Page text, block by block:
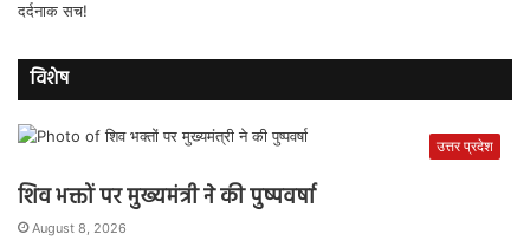
विशेष
उत्तर प्रदेश
शिव भक्तों पर मुख्यमंत्री ने की पुष्पवर्षा
August 8, 2026